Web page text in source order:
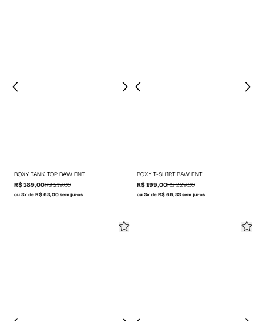
BOXY TANK TOP BAW ENT
R$ 189,00R$ 219,00
ou 3x de R$ 63,00 sem juros
BOXY T-SHIRT BAW ENT
R$ 199,00R$ 229,00
ou 3x de R$ 66,33 sem juros